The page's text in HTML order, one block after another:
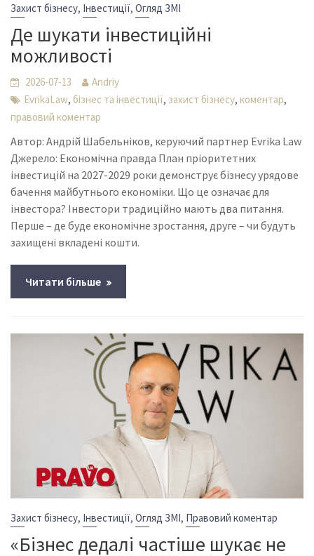
Захист бізнесу, Інвестиції,Огляд ЗМІ
Де шукати інвестиційні
можливості
2026-07-13
Andriy
EvrikaLaw, бізнес та інвестиції, захист бізнесу,коментар,
правовий коментар
Автор: Андрій Шабельніков, керуючий партнер Evrika Law
Джерело: Економічна правда План пріоритетних
інвестицій на 2027-2029 роки демонструє бізнесу урядове
бачення майбутнього економіки. Що це означає для
інвестора? Інвестори традиційно мають два питання.
Перше – де буде економічне зростання, друге – чи будуть
захищені вкладені кошти.
Читати більше
Захист бізнесу, Інвестиції,Огляд ЗМІ, Правовий коментар
«Бізнес дедалі частіше шукає не